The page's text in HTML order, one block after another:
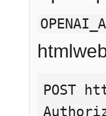
POST